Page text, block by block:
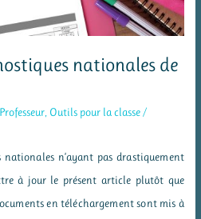
nationales de
Outils pour la classe /
nationales n’ayant pas drastiquement
à jour le présent article plutôt que
en téléchargement sont mis à